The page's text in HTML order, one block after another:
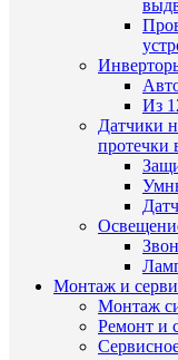
Из
Датчики
протечки
Монтаж и
Монтаж
Ремонт и